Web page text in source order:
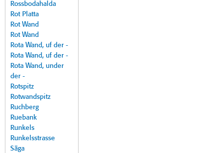
Rossbodahalda
Rot Platta
Rot Wand
Rot Wand
Rota Wand, uf der -
Rota Wand, uf der -
Rota Wand, under
der -
Rotspitz
Rotwandspitz
Ruchberg
Ruebank
Runkels
Runkelsstrasse
Säga